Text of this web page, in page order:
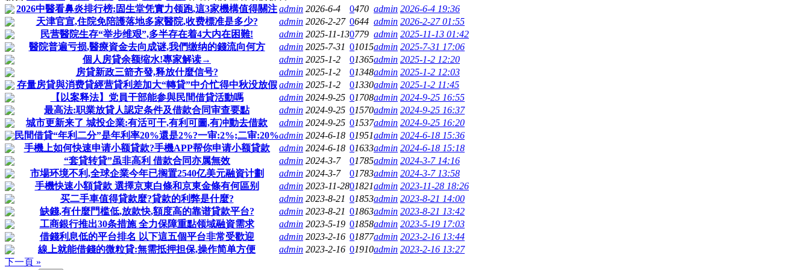
2026中醫看鼻炎排行榜:固生堂凭實力领跑,這3家機構值得關注admin 2026-6-4 0470 admin 2026-6-4 19:36
天津官宣,住院免陪護落地多家醫院,收费標准是多少?
admin 2026-2-27 0644 admin 2026-2-27 01:55
民营醫院生存“举步维艰”,多半存在着4大内在困難!
admin 2025-11-130779 admin 2025-11-13 01:42
醫院普遍亏损,醫療資金去向成谜,我們缴纳的錢流向何方
admin 2025-7-31 01015admin 2025-7-31 17:06
個人房貸余额缩水!專家解读→
admin 2025-1-2 01365admin 2025-1-2 12:20
房貸新政三箭齐發,释放什麼信号?
admin 2025-1-2 01348admin 2025-1-2 12:03
存量房貸與消费貸經营貸利差加大“轉貸”中介忙得中秋没放假 admin 2025-1-2 01330admin 2025-1-2 11:45
【以案释法】党員干部能参與民間借貸活動嗎
admin 2024-9-25 01708admin 2024-9-25 16:55
最高法:职業放貸人認定条件及借款合同审查要點
admin 2024-9-25 01570admin 2024-9-25 16:37
城市更新来了 城投企業:有活可干,有利可圖,有冲動去借款
admin 2024-9-25 01537admin 2024-9-25 16:20
民間借貸“年利二分”是年利率20%還是2%?一审:2%;二审:20%admin 2024-6-18 01951admin 2024-6-18 15:36
手機上如何快速申请小额貸款?手機APP帮你申请小额貸款
admin 2024-6-18 01633admin 2024-6-18 15:18
“套貸转貸”虽非高利 借款合同亦属無效
admin 2024-3-7 01785admin 2024-3-7 14:16
市場环境不利,全球企業今年已搁置2540亿美元融資计劃
admin 2024-3-7 01783admin 2024-3-7 13:58
手機快速小額貸款 選擇京東白條和京東金條有何區别
admin 2023-11-2801821admin 2023-11-28 18:26
买二手車值得貸款麼?貸款的利弊是什麼?
admin 2023-8-21 01853admin 2023-8-21 14:00
缺錢,有什麼門槛低,放款快,額度高的靠谱貸款平台?
admin 2023-8-21 01863admin 2023-8-21 13:42
工商銀行推出30条措施 全力保障重點领域融資需求
admin 2023-5-19 01858admin 2023-5-19 17:03
借錢利息低的平台排名 以下這五個平台非常受歡迎
admin 2023-2-16 01877admin 2023-2-16 13:44
線上就能借錢的微粒貸:無需抵押担保,操作简单方便
admin 2023-2-16 01910admin 2023-2-16 13:27
下一頁 »